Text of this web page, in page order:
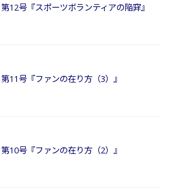
12号『スポーツボランティアの陥穽』
11号『ファンの在り方（3）』
10号『ファンの在り方（2）』